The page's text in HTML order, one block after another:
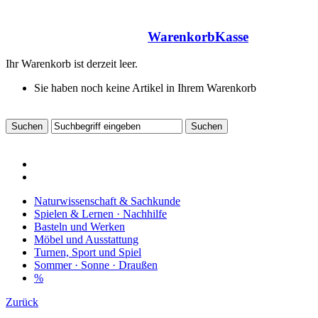
WarenkorbKasse
Ihr Warenkorb ist derzeit leer.
Sie haben noch keine Artikel in Ihrem Warenkorb
Naturwissenschaft & Sachkunde
Spielen & Lernen · Nachhilfe
Basteln und Werken
Möbel und Ausstattung
Turnen, Sport und Spiel
Sommer · Sonne · Draußen
%
Zurück